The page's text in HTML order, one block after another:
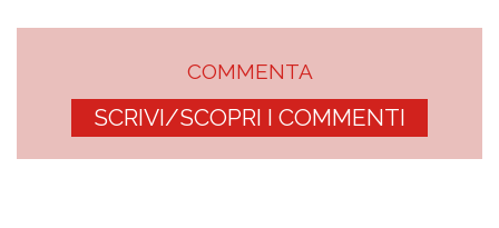
COMMENTA
SCRIVI/SCOPRI I COMMENTI